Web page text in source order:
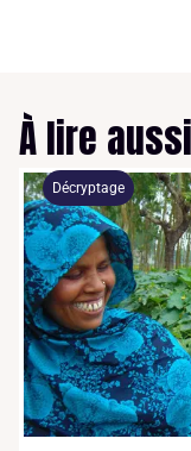
À lire aussi
Décryptage